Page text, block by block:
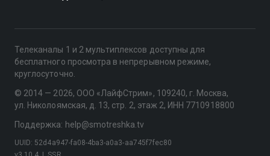
Телеканалы 1 и 2 мультиплексов доступны для
бесплатного просмотра в непрерывном режиме,
круглосуточно.
© 2014 — 2026, ООО «ЛайфСтрим», 109240, г. Москва,
ул. Николоямская, д. 13, стр. 2, этаж 2, ИНН 7710918800
Поддержка: help@smotreshka.tv
UUID: 52d4a947-fa08-4ba3-a0a3-aa745f7fec80